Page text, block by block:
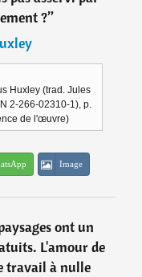
?”
Huxley (trad. Jules
2-266-02310-1), p.
de l'œuvre)
Image
ont un
L'amour de
travail à nulle